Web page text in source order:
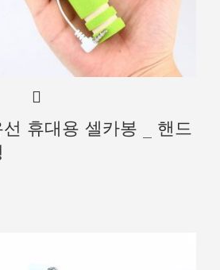
휴대용 셀카봉 _ 핸드